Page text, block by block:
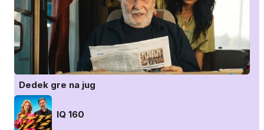
Dedek gre na jug
IQ 160